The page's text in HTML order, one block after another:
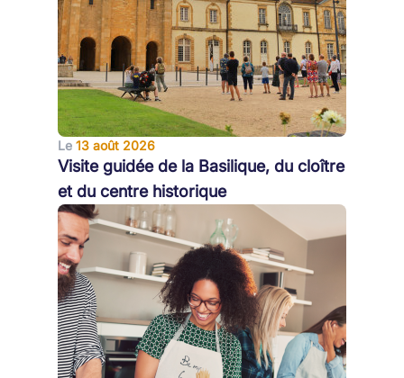
Le 13 août 2026
Visite guidée de la Basilique, du cloître
et du centre historique